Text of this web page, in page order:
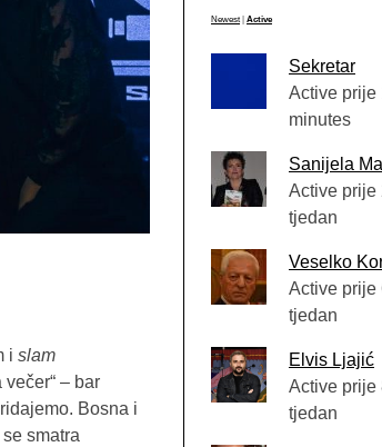
i slam
– bar
Bosna i
smatra
Newest Active
Sekretar
Active prije
minutes
Sanijela
Active prije
tjedan
Veselko
Active prije
tjedan
Elvis Ljajić
Active prije
tjedan